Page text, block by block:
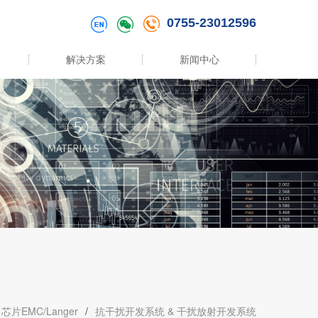
0755-23012596
解决方案 新闻中心
芯片EMC/Langer / 抗干扰开发系统 & 干扰放射开发系统